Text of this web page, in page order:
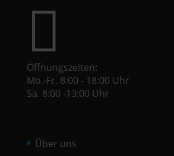

Öffnungszeiten:
Mo.-Fr. 8:00 - 18:00 Uhr
Sa. 8:00 -13:00 Uhr
Über uns